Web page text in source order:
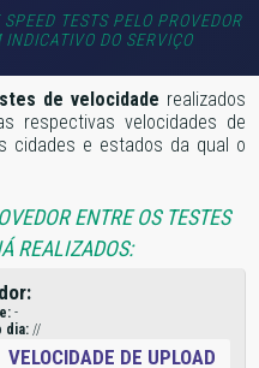
TESTS PELO PROVEDOR
DO SERVIÇO
de velocidade realizados
respectivas velocidades de
cidades e estados da qual o
ENTRE OS TESTES
REALIZADOS:
-
dia://
VELOCIDADE DE UPLOAD